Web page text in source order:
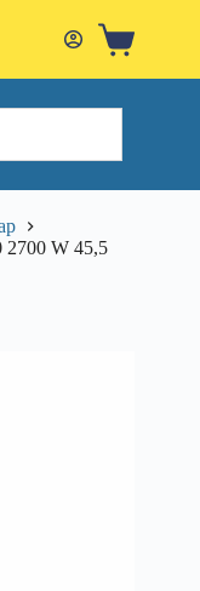
Shopping
2700 W 45,5